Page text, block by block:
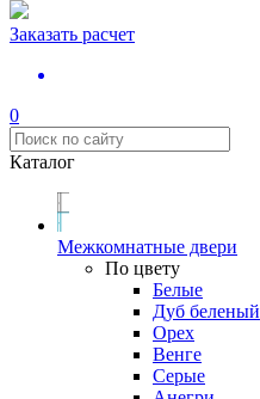
Заказать расчет
0
Каталог
Межкомнатные двери
По цвету
Белые
Дуб беленый
Орех
Венге
Серые